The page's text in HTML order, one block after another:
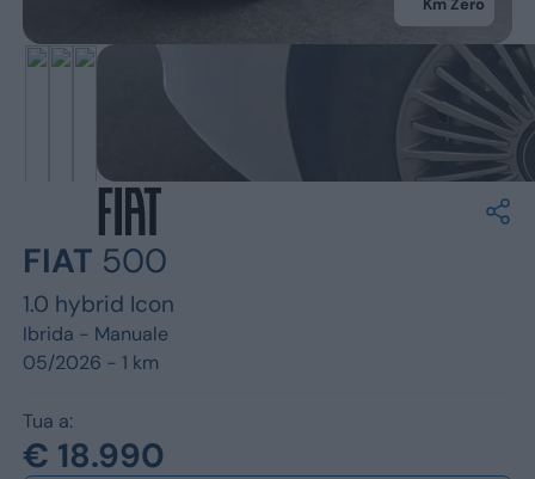
Renault
Km Zero
FIAT 500
1.0 hybrid Icon
Ibrida - Manuale
05/2026 - 1 km
Tua a:
€ 18.990